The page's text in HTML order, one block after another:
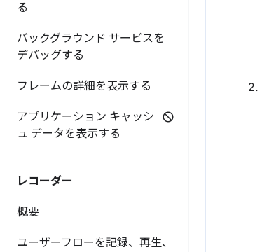
る
バックグラウンド サービスを
デバッグする
フレームの詳細を表示する
アプリケーション キャッシ
ュ データを表示する
レコーダー
概要
ユーザーフローを記録、再生、